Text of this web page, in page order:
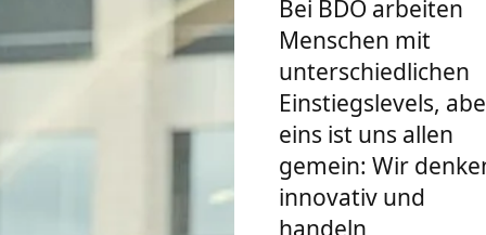
Bei BDO arbeiten
Menschen mit
unterschiedlichen
Einstiegslevels,
eins ist uns allen
gemein: Wir
innovativ und
handeln